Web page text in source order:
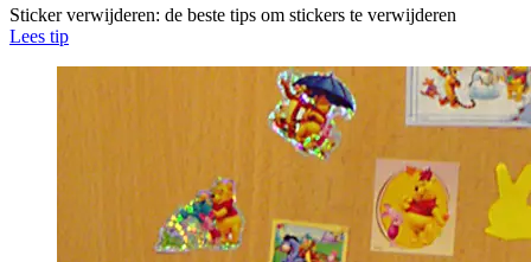
Sticker verwijderen: de beste tips om stickers te verwijderen
Lees tip